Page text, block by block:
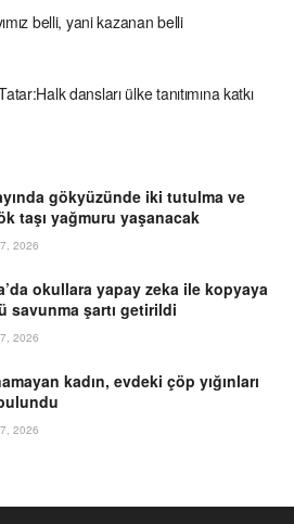
belli, yani kazanan belli
dansları ülke tanıtımına katkı
gökyüzünde iki tutulma ve
taşı yağmuru yaşanacak
2026
okullara yapay zeka ile kopyaya
savunma şartı getirildi
2026
kadın, evdeki çöp yığınları
2026